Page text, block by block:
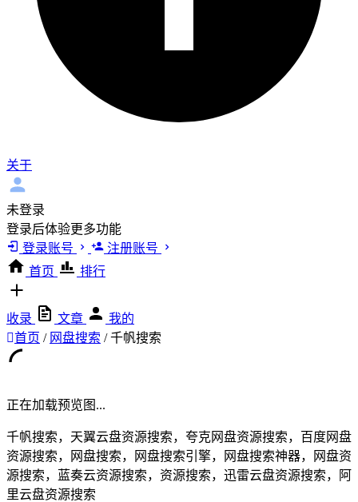
关于
未登录
登录后体验更多功能
登录账号
注册账号
首页
排行
收录 文章
我的
首页 / 网盘搜索 / 千帆搜索
正在加载预览图...
千帆搜索，天翼云盘资源搜索，夸克网盘资源搜索，百度网盘
资源搜索，网盘搜索，网盘搜索引擎，网盘搜索神器，网盘资
源搜索，蓝奏云资源搜索，资源搜索，迅雷云盘资源搜索，阿
里云盘资源搜索